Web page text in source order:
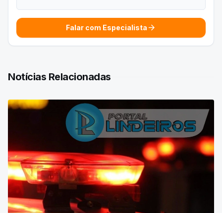
Falar com Especialista arrow_forward
Notícias Relacionadas